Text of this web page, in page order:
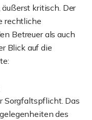
kritisch. Der
rechtliche
Betreuer als auch
Blick auf die
Sorgfaltspflicht. Das
des